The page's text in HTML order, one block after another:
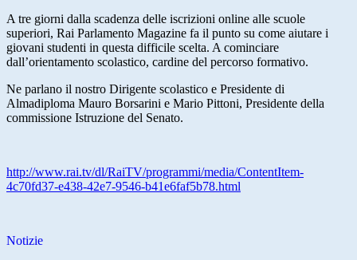
A tre giorni dalla scadenza delle iscrizioni online alle scuole
superiori, Rai Parlamento Magazine fa il punto su come aiutare i
giovani studenti in questa difficile scelta. A cominciare
dall’orientamento scolastico, cardine del percorso formativo.
Ne parlano il nostro Dirigente scolastico e Presidente di
Almadiploma Mauro Borsarini e Mario Pittoni, Presidente della
commissione Istruzione del Senato.
http://www.rai.tv/dl/RaiTV/programmi/media/ContentItem-
4c70fd37-e438-42e7-9546-b41e6faf5b78.html
Notizie